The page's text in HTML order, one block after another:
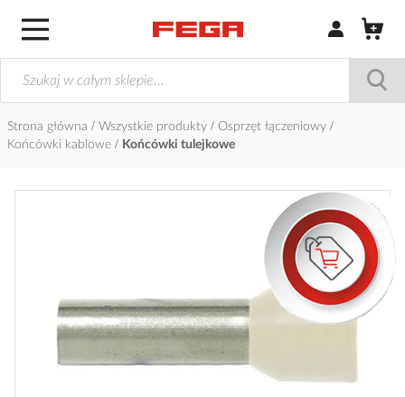
Zaloguj się /
Strona główna Wszystkie produkty
Osprzęt łączeniowy
Końcówki kablowe
Końcówki tulejkowe